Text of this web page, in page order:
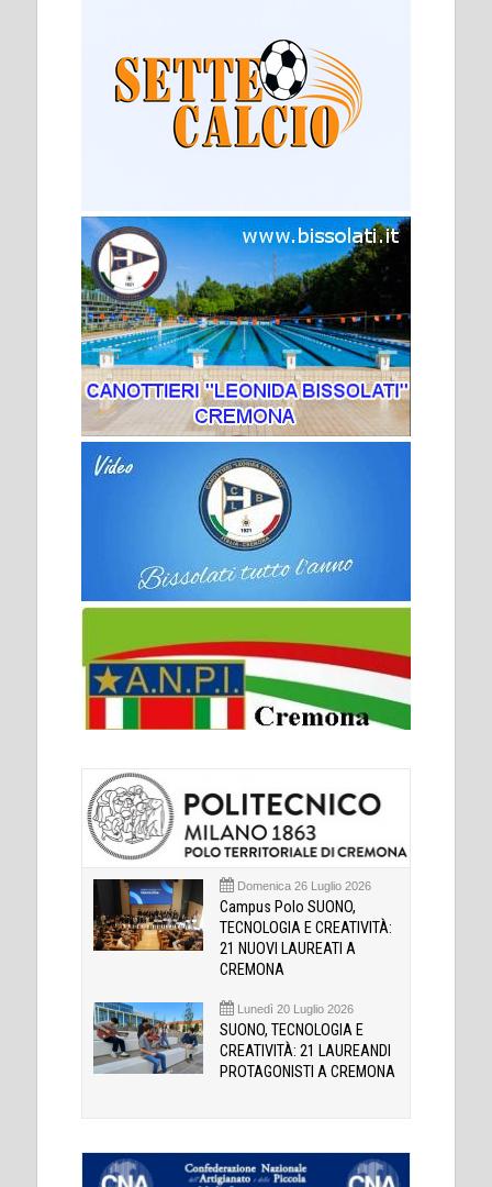
Domenica 26 Luglio 2026
Campus Polo SUONO,
TECNOLOGIA E CREATIVITÀ:
21 NUOVI LAUREATI A
CREMONA
Lunedì 20 Luglio 2026
SUONO, TECNOLOGIA E
CREATIVITÀ: 21 LAUREANDI
PROTAGONISTI A CREMONA